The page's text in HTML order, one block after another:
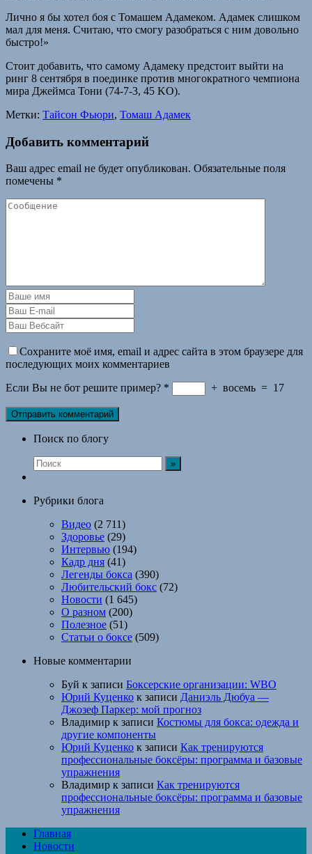
Лично я бы хотел боя с Томашем Адамеком. Адамек слишком
мал для меня. Считаю, что смогу разобраться с ним довольно
быстро!»
Стоит добавить, что самому Адамеку предстоит выйти на
ринг 8 сентября в поединке против многократного чемпиона
мира Джеймса Тони (74-7-3, 45 KO).
Метки: Тайсон Фьюри, Томаш Адамек
Добавить комментарий
Ваш адрес email не будет опубликован. Обязательные поля
помечены *
Сохраните моё имя, email и адрес сайта в этом браузере для
последующих моих комментариев
Если Вы не бот решите пример? * + восемь = 17
Поиск по блогу
Рубрики блога
Видео (2 711)
Здоровье (29)
Интервью (194)
Кадр дня (41)
Легенды бокса (390)
Любительский бокс (72)
Новости (1 645)
О разном (200)
Полезное (51)
Статьи о боксе (509)
Новые комментарии
Буй к записи Боксерские организации: WBO
Юрий Куценко к записи Даниэль Дюбуа —
Джозеф Паркер: мой прогноз
Владимир к записи Костюмы для бокса: одежда и
другие компоненты
Юрий Куценко к записи Как тренируются
профессиональные боксёры: программа и базовые
упражнения
Владимир к записи Как тренируются
профессиональные боксёры: программа и базовые
упражнения
Главная
Новости